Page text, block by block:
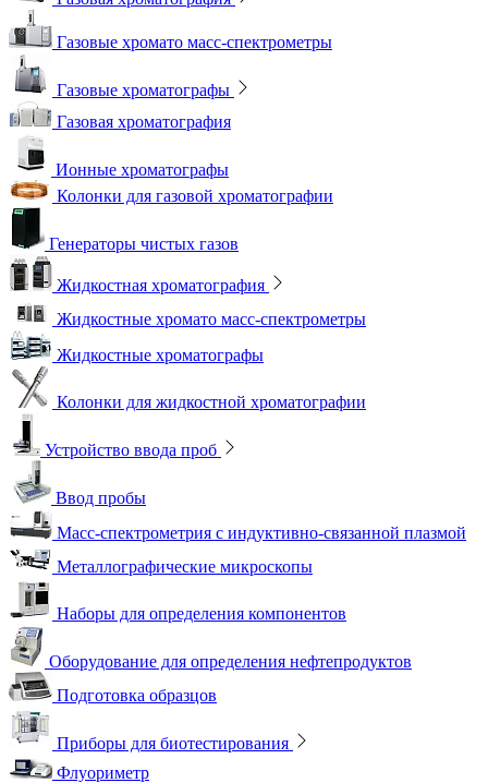
Газовые хромато масс-спектрометры
Газовые хроматографы
Газовая хроматография
Ионные хроматографы
Колонки для газовой хроматографии
Генераторы чистых газов
Жидкостная хроматография
Жидкостные хромато масс-спектрометры
Жидкостные хроматографы
Колонки для жидкостной хроматографии
Устройство ввода проб
Ввод пробы
Масс-спектрометрия с индуктивно-связанной плазмой
Металлографические микроскопы
Наборы для определения компонентов
Оборудование для определения нефтепродуктов
Подготовка образцов
Приборы для биотестирования
Флуориметр